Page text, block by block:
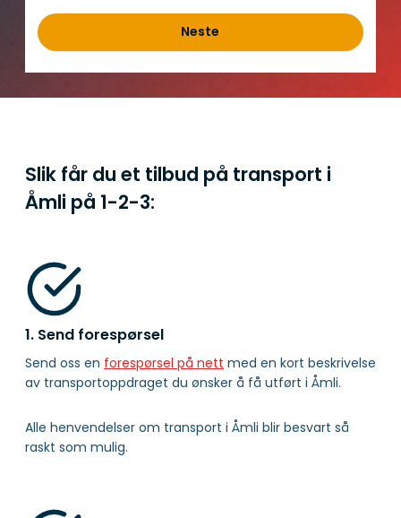
Neste
Slik får du et tilbud på transport i
Åmli på 1-2-3:
1. Send forespørsel
Send oss en forespørsel på nett med en kort beskrivelse
av transportoppdraget du ønsker å få utført i Åmli.
Alle henvendelser om transport i Åmli blir besvart så
raskt som mulig.